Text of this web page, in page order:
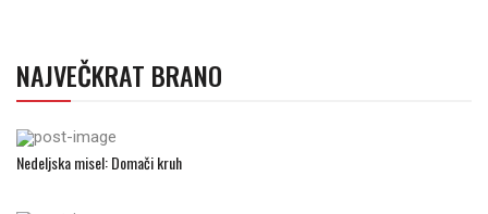
NAJVEČKRAT BRANO
Nedeljska misel: Domači kruh